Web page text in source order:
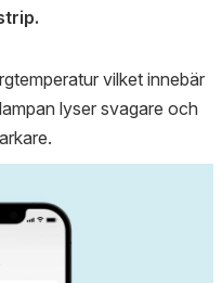
vilket innebär
lyser svagare och